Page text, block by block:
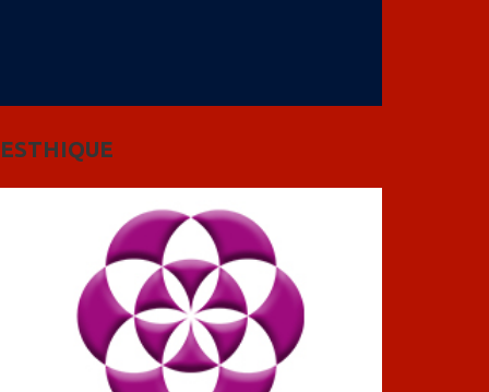
ESTHIQUE